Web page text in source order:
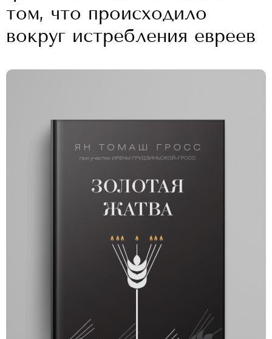
том, что происходило
вокруг истребления евреев